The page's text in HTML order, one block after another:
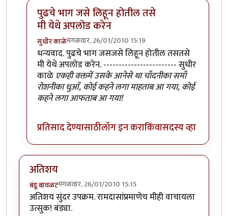
पुढचे भाग जसे लिहून होतील तसे
मी येथे अपलोड करेन
सुधीर काळेमंगळवार, 26/01/2010 15:19
In reply toअभिनंदन .byरामदास
धन्यवाद. पुढचे भाग जसजसे लिहून होतील तसतसे
मी येथे अपलोड करेन. ------------------------ सुधीर
काळे एकही वक्तमें उसके आनेसे था चाँदनीका समाँ
रोशनीका धुआँ, कोई कहने लगा माहताब आ गया, कोई
कहने लगा आफताब आ गया!
प्रतिसाद देण्यासाठीलॉग इन कराकिंवासदस्य व्हा
अतिशय
बंडू बावळटमंगळवार, 26/01/2010 15:15
अतिशय सुंदर उपक्रम. रामदासांप्रमाणेच मीही वाचायला
उत्सुक! बंड्या.